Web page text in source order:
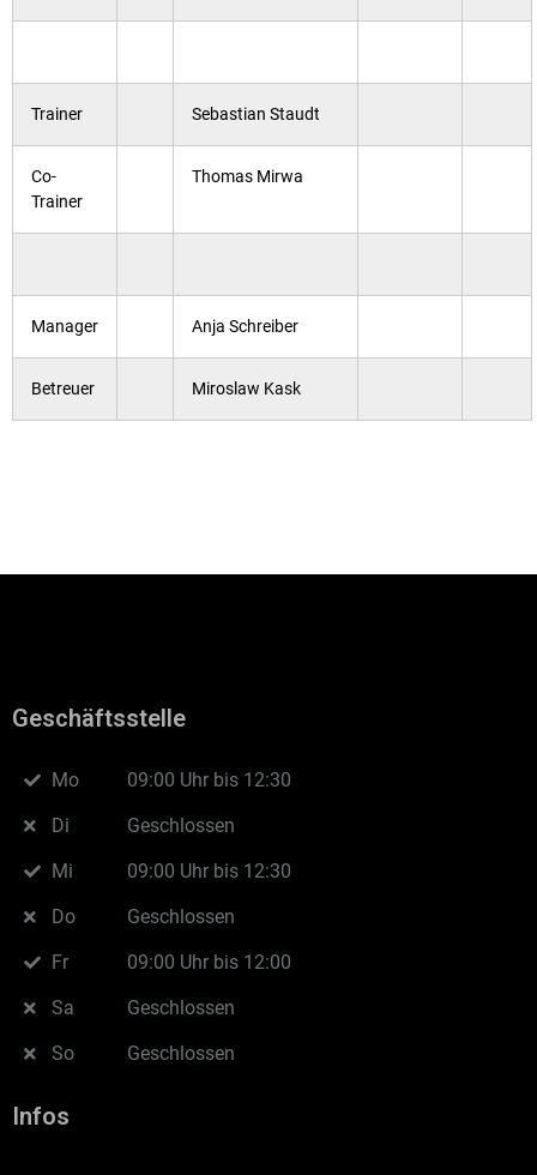
Trainer Sebastian Staudt
Co-
Trainer
Thomas Mirwa
Manager Anja Schreiber
Betreuer Miroslaw Kask
Geschäftsstelle
Mo
Di
Mi
Do
Fr
Sa
So
09:00 Uhr bis 12:30
Geschlossen
09:00 Uhr bis 12:30
Geschlossen
09:00 Uhr bis 12:00
Geschlossen
Geschlossen
Infos